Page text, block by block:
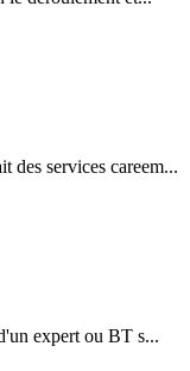
des services careem...
expert ou BT s...